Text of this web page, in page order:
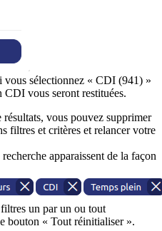
vous sélectionnez « CDI (941) »
CDI vous seront restituées.
vous pouvez supprimer
filtres et critères et relancer votre
apparaissent de la façon
un par un ou tout
bouton « Tout réinitialiser ».